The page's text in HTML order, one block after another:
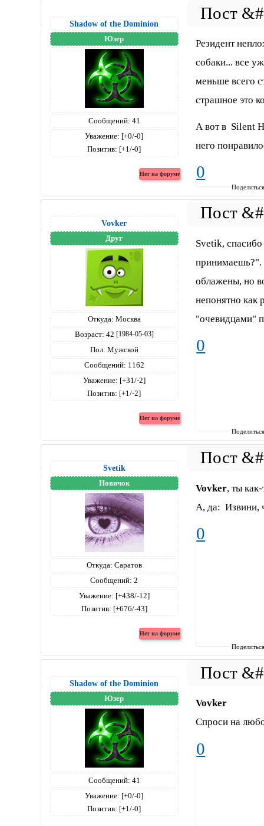
Shadow of the Dominion
Юзер
Сообщений: 41
Уважение: [+0/-0]
Позитив: [+1/-0]
Резидент
собаки... все
меньше всего
страшное это
А вот в Silent
него
0
Vovker
Друг
Откуда: Москва
Возраст: 42 [1984-05-03]
Пол: Мужской
Сообщений: 1162
Уважение: [+31/-2]
Позитив: [+1/-2]
Svetik, спасибо
принимаешь?".
облажены, но
непонятно как
"очевидцами"
0
Svetik
Новичок
Откуда: Саратов
Сообщений: 2
Уважение: [+438/-12]
Позитив: [+676/-43]
Vovker, ты
А, да: Извини,
0
Shadow of the Dominion
Юзер
Сообщений: 41
Уважение: [+0/-0]
Позитив: [+1/-0]
Vovker
Спроси на
0